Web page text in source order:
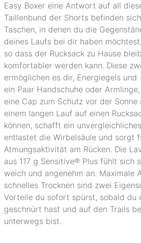
Easy Boxer eine Antwort auf all
Taillenbund der Shorts befinden
Taschen, in denen du die
deines Laufs bei dir haben
so dass der Rucksack zu Hause
komfortabler werden kann. Diese
ermöglichen es dir, Energiegels und
ein Paar Handschuhe oder
eine Cap zum Schutz vor der Sonne
einem langen Lauf auf einen
können, schafft ein
entlastet die Wirbelsäule und sorgt
Atmungsaktivität am Rücken. Die
aus 117 g Sensitive® Plus fühlt sich
weich und angenehm an. Maximale
schnelles Trocknen sind zwei
Vorteile du sofort spürst, sobald du
geschnürt hast und auf den Trails
unterwegs bist.